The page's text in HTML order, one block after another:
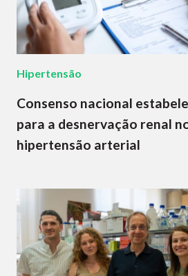
Hipertensão
Consenso nacional
para a desnervação renal
hipertensão arterial